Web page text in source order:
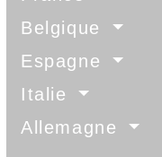
Belgique
Espagne
Italie
Allemagne